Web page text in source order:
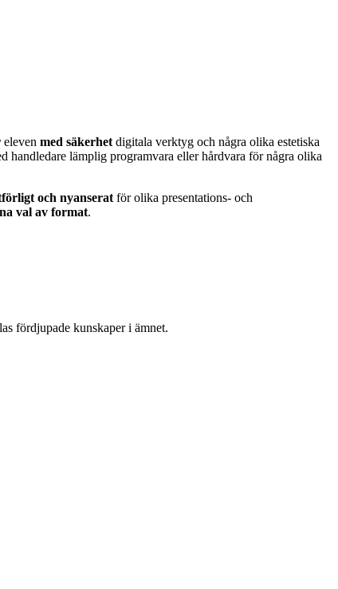
eleven med säkerhet digitala verktyg och några olika estetiska
handledare lämplig programvara eller hårdvara för några olika
och nyanserat för olika presentations- och
val av format.
fördjupade kunskaper i ämnet.